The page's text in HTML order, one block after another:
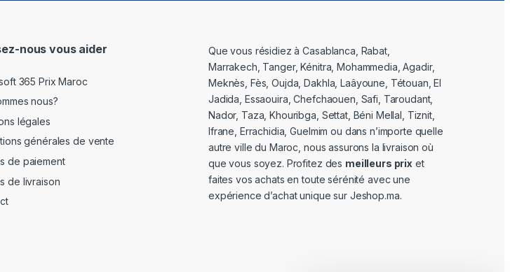
nous vous aider
365 Prix Maroc
nous?
légales
générales de vente
de paiement
de livraison
Que vous résidiez à Casablanca, Rabat,
Marrakech, Tanger, Kénitra, Mohammedia, Agadir,
Meknès, Fès, Oujda, Dakhla, Laâyoune, Tétouan, El
Jadida, Essaouira, Chefchaouen, Safi, Taroudant,
Nador, Taza, Khouribga, Settat, Béni Mellal, Tiznit,
Ifrane, Errachidia, Guelmim ou dans n’importe quelle
autre ville du Maroc, nous assurons la livraison où
que vous soyez. Profitez des meilleurs prix et
faites vos achats en toute sérénité avec une
expérience d’achat unique sur Jeshop.ma.